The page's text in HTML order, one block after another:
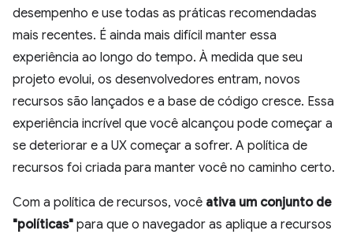
desempenho e use todas as práticas recomendadas
mais recentes. É ainda mais difícil manter essa
experiência ao longo do tempo. À medida que seu
projeto evolui, os desenvolvedores entram, novos
recursos são lançados e a base de código cresce. Essa
experiência incrível que você alcançou pode começar a
se deteriorar e a UX começar a sofrer. A política de
recursos foi criada para manter você no caminho certo.
Com a política de recursos, você ativa um conjunto de
"políticas" para que o navegador as aplique a recursos